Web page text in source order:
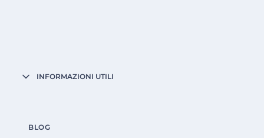
INFORMAZIONI UTILI
BLOG